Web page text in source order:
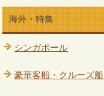
海外・特集
シンガポール
豪華客船・クルーズ船